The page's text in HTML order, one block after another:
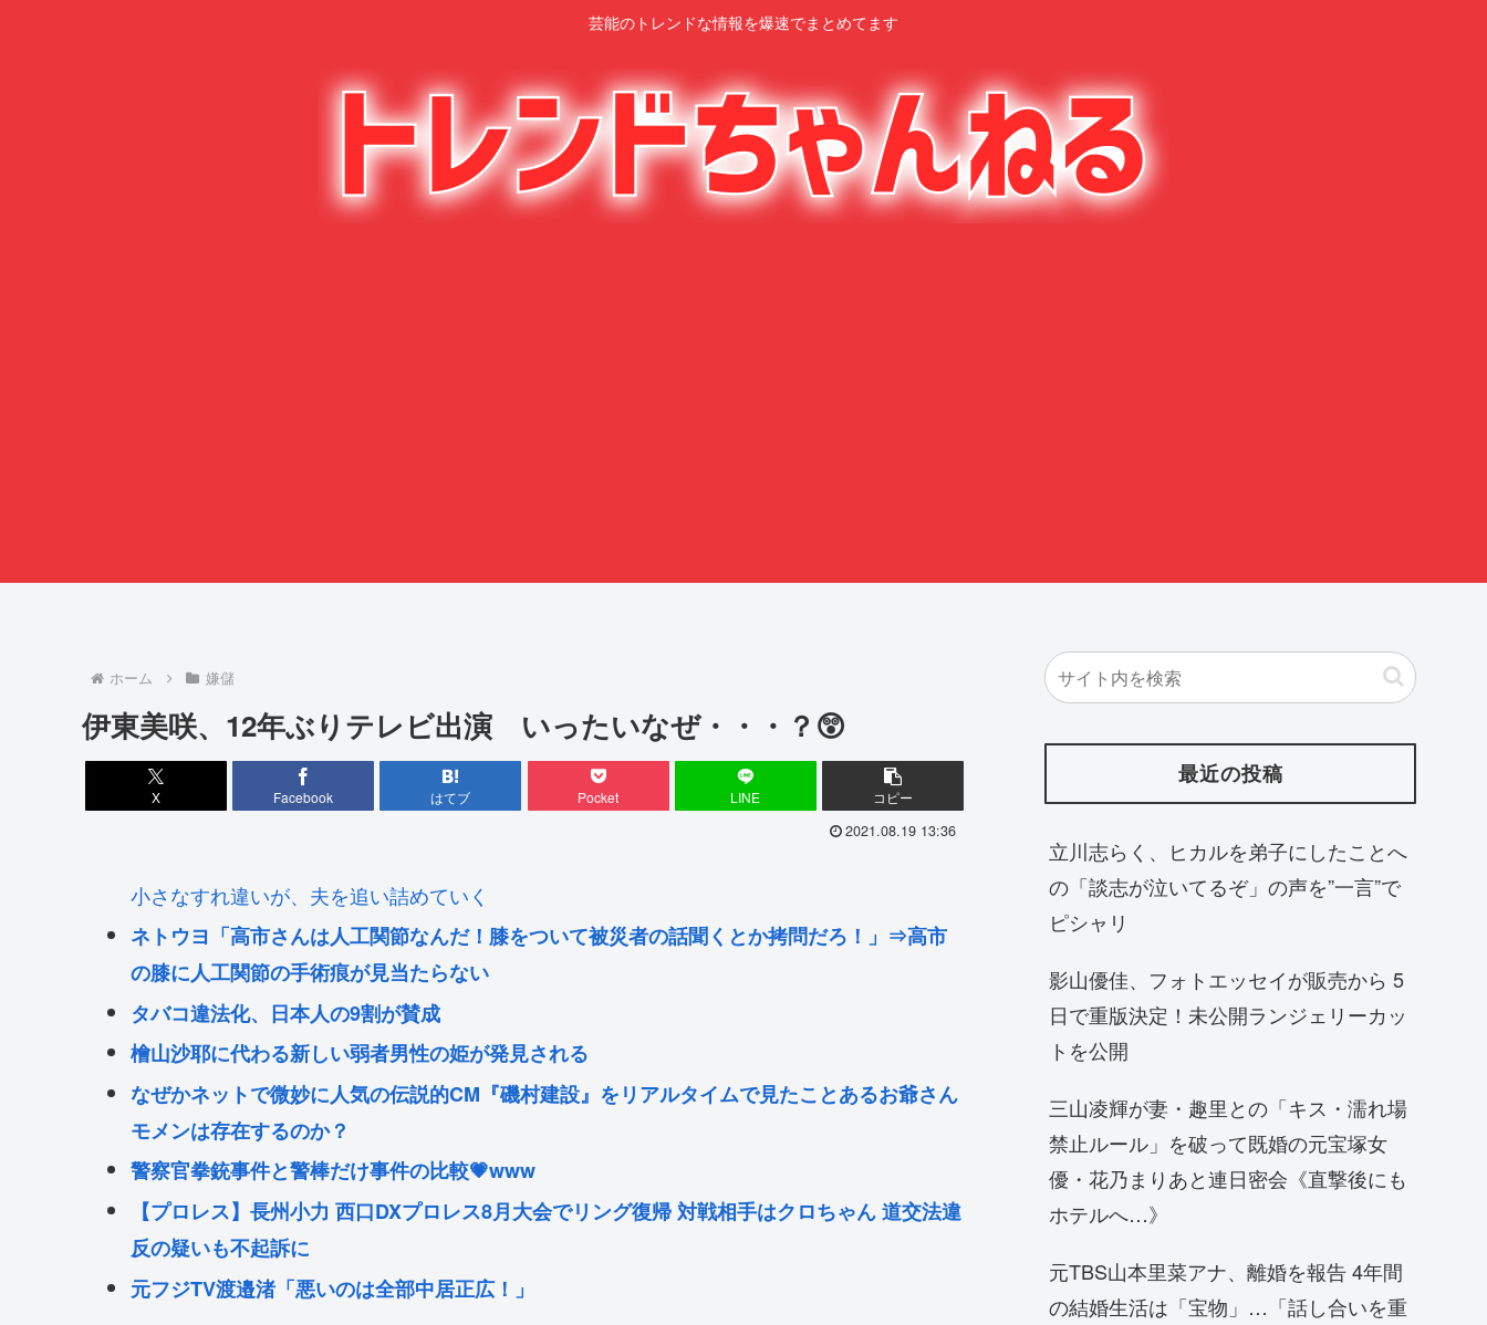
芸能のトレンドな情報を爆速でまとめてます
ホーム 嫌儲
伊東美咲、12年ぶりテレビ出演 いったいなぜ・・・？😲
X Facebook はてブ Pocket LINE コピー
2021.08.19 13:36
小さなすれ違いが、夫を追い詰めていく
ネトウヨ「高市さんは人工関節なんだ！膝をついて被災者の話聞くとか拷問だろ！」⇒高市
の膝に人工関節の手術痕が見当たらない
タバコ違法化、日本人の9割が賛成
檜山沙耶に代わる新しい弱者男性の姫が発見される
なぜかネットで微妙に人気の伝説的CM『磯村建設』をリアルタイムで見たことあるお爺さん
モメンは存在するのか？
警察官拳銃事件と警棒だけ事件の比較💗www
【プロレス】長州小力 西口DXプロレス8月大会でリング復帰 対戦相手はクロちゃん 道交法違
反の疑いも不起訴に
元フジTV渡邉渚「悪いのは全部中居正広！」
最近の投稿
立川志らく、ヒカルを弟子にしたことへ
の「談志が泣いてるぞ」の声を”一言”で
ピシャリ
影山優佳、フォトエッセイが販売から 5
日で重版決定！未公開ランジェリーカッ
トを公開
三山凌輝が妻・趣里との「キス・濡れ場
禁止ルール」を破って既婚の元宝塚女
優・花乃まりあと連日密会《直撃後にも
ホテルへ…》
元TBS山本里菜アナ、離婚を報告 4年間
の結婚生活は「宝物」…「話し合いを重